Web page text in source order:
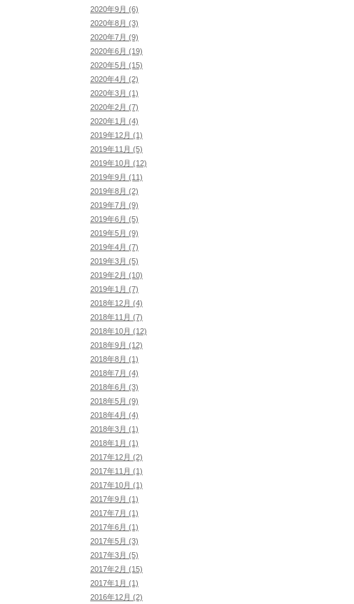
2020年9月 (6)
2020年8月 (3)
2020年7月 (9)
2020年6月 (19)
2020年5月 (15)
2020年4月 (2)
2020年3月 (1)
2020年2月 (7)
2020年1月 (4)
2019年12月 (1)
2019年11月 (5)
2019年10月 (12)
2019年9月 (11)
2019年8月 (2)
2019年7月 (9)
2019年6月 (5)
2019年5月 (9)
2019年4月 (7)
2019年3月 (5)
2019年2月 (10)
2019年1月 (7)
2018年12月 (4)
2018年11月 (7)
2018年10月 (12)
2018年9月 (12)
2018年8月 (1)
2018年7月 (4)
2018年6月 (3)
2018年5月 (9)
2018年4月 (4)
2018年3月 (1)
2018年1月 (1)
2017年12月 (2)
2017年11月 (1)
2017年10月 (1)
2017年9月 (1)
2017年7月 (1)
2017年6月 (1)
2017年5月 (3)
2017年3月 (5)
2017年2月 (15)
2017年1月 (1)
2016年12月 (2)